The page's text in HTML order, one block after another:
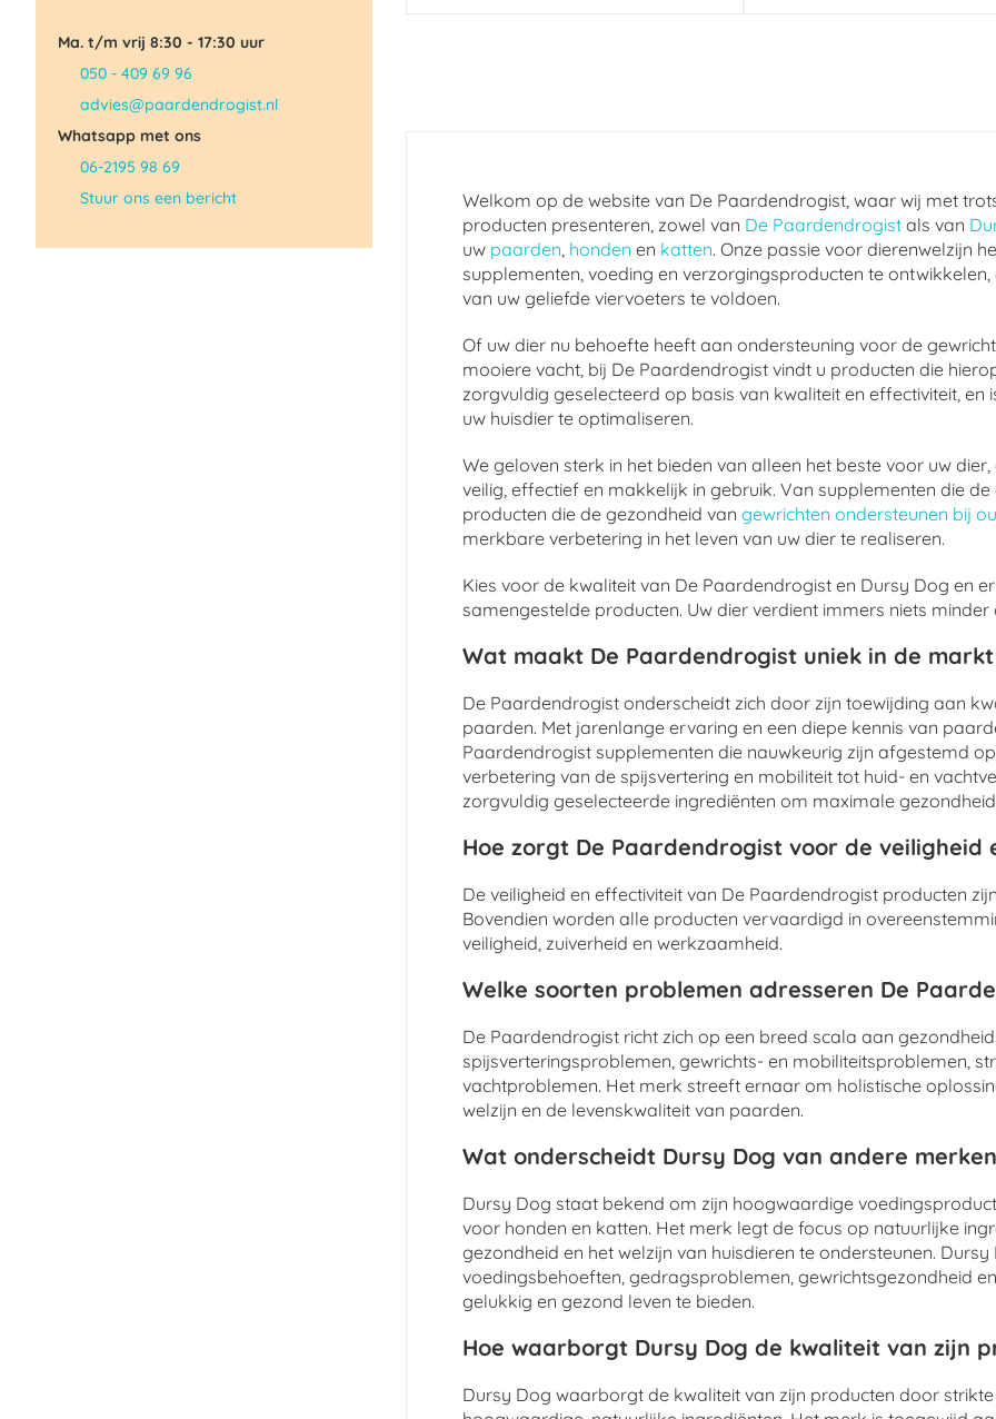
Welkom op de website van De Paardendrogist, waar wij met
producten presenteren, zowel van De Paardendrogistals van
uw paarden, honden en katten. Onze passie voor dierenwelzijn
supplementen, voeding en verzorgingsproducten te
van uw geliefde viervoeters te voldoen.
Of uw dier nu behoefte heeft aan ondersteuning voor de
mooiere vacht, bij De Paardendrogist vindt u producten die
zorgvuldig geselecteerd op basis van kwaliteit en effectiviteit,
uw huisdier te optimaliseren.
We geloven sterk in het bieden van alleen het beste voor uw
veilig, effectief en makkelijk in gebruik. Van supplementen die
producten die de gezondheid van gewrichten ondersteunen bij
merkbare verbetering in het leven van uw dier te realiseren.
Kies voor de kwaliteit van De Paardendrogist en Dursy Dog en
samengestelde producten. Uw dier verdient immers niets
Wat maakt De Paardendrogist uniek in de
De Paardendrogist onderscheidt zich door zijn toewijding aan
paarden. Met jarenlange ervaring en een diepe kennis van
Paardendrogist supplementen die nauwkeurig zijn afgestemd
verbetering van de spijsvertering en mobiliteit tot huid- en
zorgvuldig geselecteerde ingrediënten om maximale
Hoe zorgt De Paardendrogist voor de
De veiligheid en effectiviteit van De Paardendrogist producten
Bovendien worden alle producten vervaardigd in
veiligheid, zuiverheid en werkzaamheid.
Welke soorten problemen adresseren De
De Paardendrogist richt zich op een breed scala aan
spijsverteringsproblemen, gewrichts- en mobiliteitsproblemen,
vachtproblemen. Het merk streeft ernaar om holistische
welzijn en de levenskwaliteit van paarden.
Wat onderscheidt Dursy Dog van andere
Dursy Dog staat bekend om zijn hoogwaardige
voor honden en katten. Het merk legt de focus op natuurlijke
gezondheid en het welzijn van huisdieren te ondersteunen.
voedingsbehoeften, gedragsproblemen, gewrichtsgezondheid
gelukkig en gezond leven te bieden.
Hoe waarborgt Dursy Dog de kwaliteit van zijn
Dursy Dog waarborgt de kwaliteit van zijn producten door
Ma. t/m vrij 8:30 - 17:30 uur
050 - 409 69 96
advies@paardendrogist.nl
Whatsapp met ons
06-2195 98 69
Stuur ons een bericht